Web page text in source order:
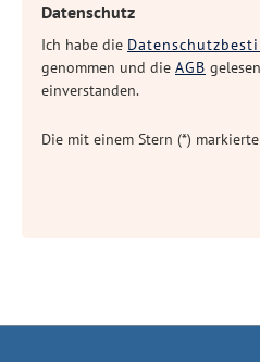
Datenschutz
Ich habe die
genommen und die AGB
einverstanden.
Die mit einem Stern (*)